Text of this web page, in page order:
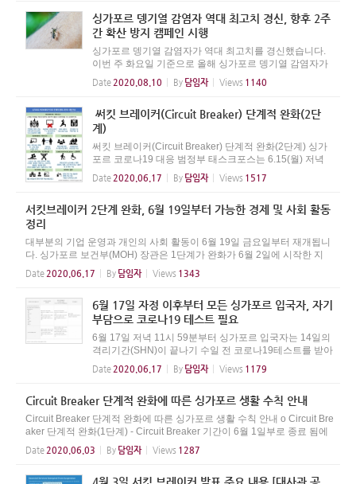
싱가포르 뎅기열 감염자 역대 최고치 경신, 향후 2주
간 확산 방지 캠페인 시행
싱가포르 뎅기열 감염자가 역대 최고치를 경신했습니다.
이번 주 화요일 기준으로 올해 싱가포르 뎅기열 감염자가
22,403명으로 집계되어 기존 최고치였던 2013년 22,170
을 넘어 섰습니다. 올해 뎅기열로 인한 사망자 수는 현재까
Date 2020.08.10 By 담임자 Views 1140
써킷 브레이커(Circuit Breaker) 단계적 완화(2단
계)
써킷 브레이커(Circuit Breaker) 단계적 완화(2단계) 싱가
포르 코로나19 대응 범정부 태스크포스는 6.15(월) 저녁
보도자료를 통해 6.19(금)부터 써킷 브레이커(Ciruit Break
er)의 단계적 완화 2단계를 시작한다고 발표함. < 써킷 브
Date 2020.06.17 By 담임자 Views 1517
서킷브레이커 2단계 완화, 6월 19일부터 가능한 경제 및 사회 활동
정리
대부분의 기업 운영과 개인의 사회 활동이 6월 19일 금요일부터 재개됩니
다. 싱가포르 보건부(MOH) 장관은 1단계가 완화가 6월 2일에 시작한 지
약 2주가 지난 시점인 6월19일부터 2단계 완화를 시작한다고 발표했습니
다. 1단계 완화에서는 학교와 종교시설은...
Date 2020.06.17 By 담임자 Views 1343
6월 17일 자정 이후부터 모든 싱가포르 입국자, 자기
부담으로 코로나19 테스트 필요
6월 17일 저녁 11시 59분부터 싱가포르 입국자는 14일의
격리기간(SHN)이 끝나기 수일 전 코로나19테스트를 받아
야 합니다. 테스트 비용은 GST를 포함해 200 달러로 자기
부담입니다. 입국자는 문자를 통해 테스트를 받을 진료소
Date 2020.06.17 By 담임자 Views 1179
Circuit Breaker 단계적 완화에 따른 싱가포르 생활 수칙 안내
Circuit Breaker 단계적 완화에 따른 싱가포르 생활 수칙 안내 o Circuit Bre
aker 단계적 완화(1단계) - Circuit Breaker 기간이 6월 1일부로 종료 됨에
따라, 기존 생활수칙에서 단계적인 완화 실시 - 1단계 (Safe Re-opening)
시행 : 6.2 ~ 최소 4주간​ - Ci...
Date 2020.06.03 By 담임자 Views 1287